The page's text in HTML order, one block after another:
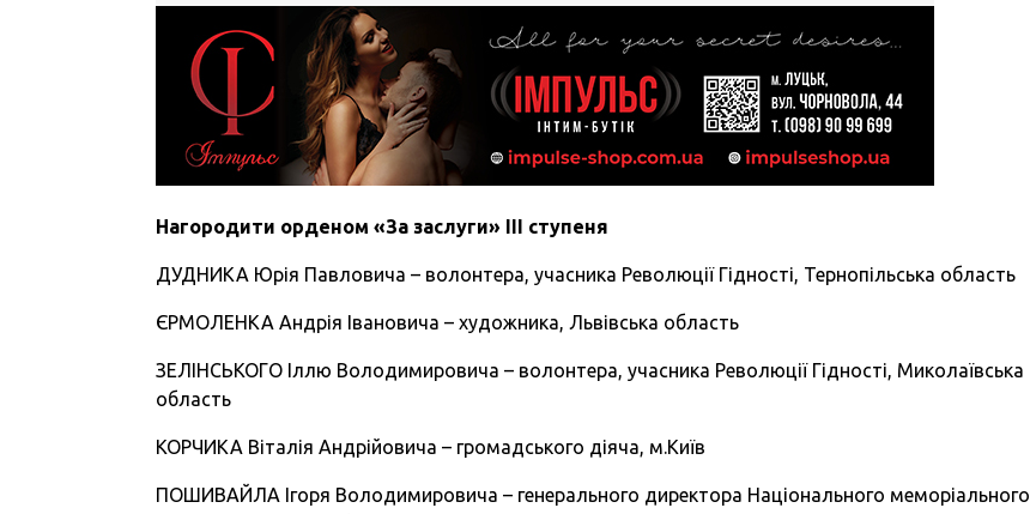
Нагородити орденом «За заслуги» III ступеня
ДУДНИКА Юрія Павловича – волонтера, учасника Революції Гідності, Тернопільська область
ЄРМОЛЕНКА Андрія Івановича – художника, Львівська область
ЗЕЛІНСЬКОГО Іллю Володимировича – волонтера, учасника Революції Гідності, Миколаївська
область
КОРЧИКА Віталія Андрійовича – громадського діяча, м.Київ
ПОШИВАЙЛА Ігоря Володимировича – генерального директора Національного меморіального